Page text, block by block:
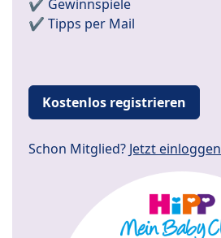
✔️ Gewinnspiele
✔️ Tipps per Mail
Kostenlos registrieren
Schon Mitglied? Jetzt einloggen